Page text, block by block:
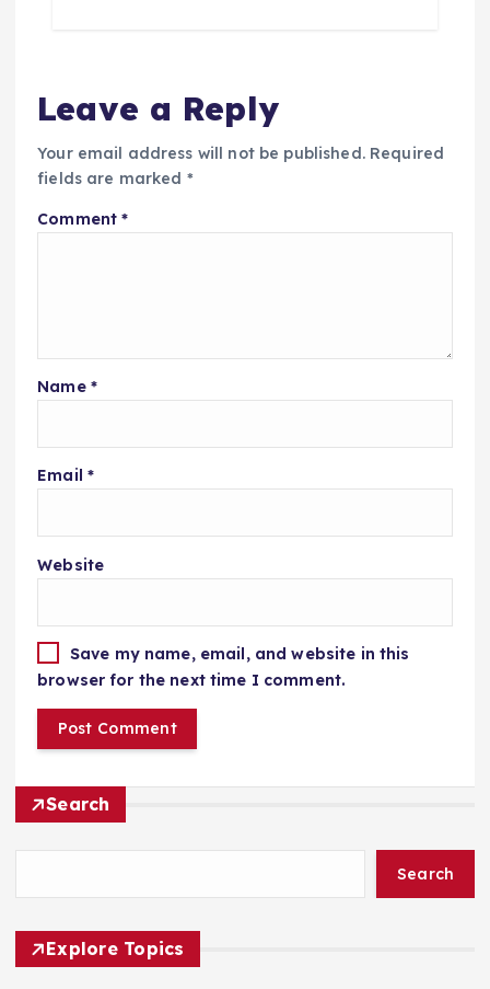
Leave a Reply
Your email address will not be published. Required
fields are marked *
Comment*
Name *
Email *
Website
Save my name, email, and website in this
browser for the next time I comment.
Search
Search
Explore Topics